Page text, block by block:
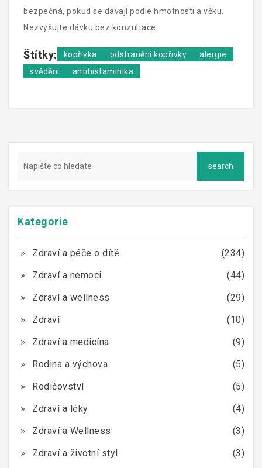
bezpečná, pokud se dávají podle hmotnosti a věku.
Nezvyšujte dávku bez konzultace.
Štítky: kopřivka odstranění kopřivky
alergie
svědění
antihistaminika
Kategorie
Zdraví a péče o dítě
(234)
Zdraví a nemoci
(44)
Zdraví a wellness
(29)
Zdraví
(10)
Zdraví a medicína
(9)
Rodina a výchova
(5)
Rodičovství
(5)
Zdraví a léky
(4)
Zdraví a Wellness
(3)
Zdraví a životní styl
(3)